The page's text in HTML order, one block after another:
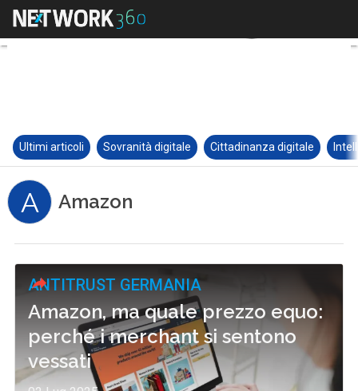
Ultimi articoli Sovranità digitale Cittadinanza digitale
A Amazon
ANTITRUST GERMANIA
Amazon, ma quale prezzo equo:
perché i merchant si sentono
vessati